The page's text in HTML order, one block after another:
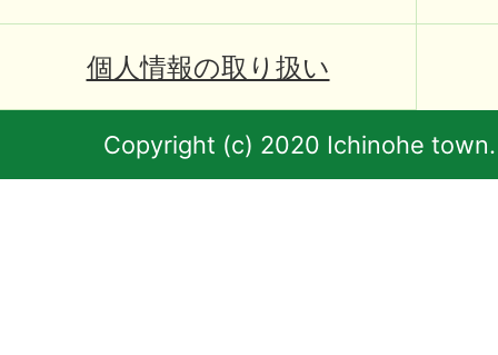
個人情報の取り扱い
Copyright (c) 2020 Ichinohe